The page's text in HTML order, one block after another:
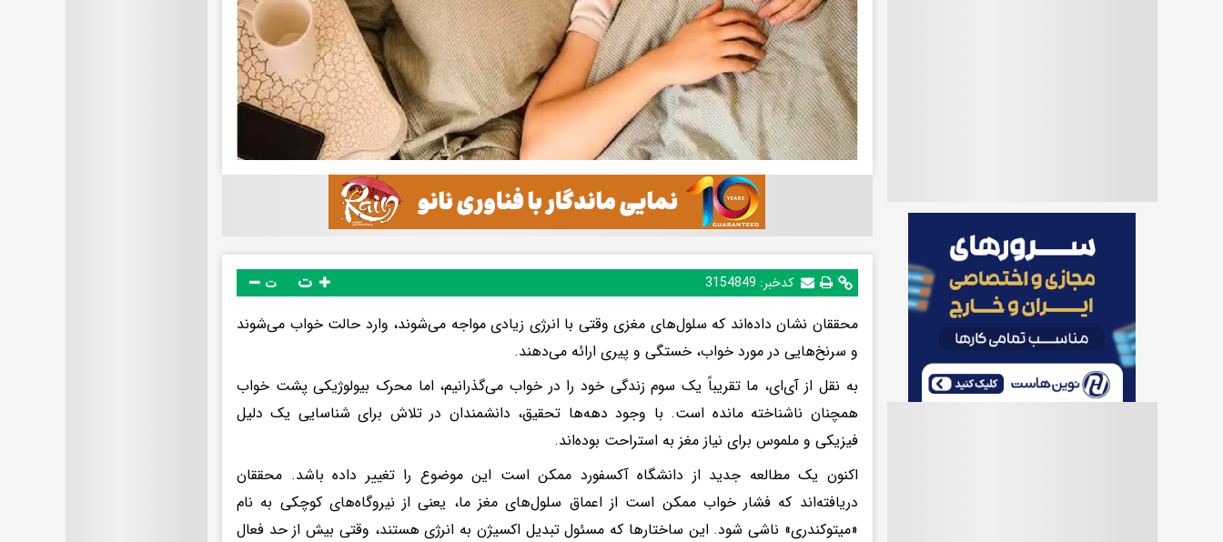
کدخبر: 3154849 ت
محققان نشان داده‌اند که سلول‌های مغزی وقتی با انرژی زیادی مواجه می‌شوند، وارد حالت خواب می‌شوند
و سرنخ‌هایی در مورد خواب، خستگی و پیری ارائه می‌دهند.
به نقل از آی‌ای، ما تقریباً یک سوم زندگی خود را در خواب می‌گذرانیم، اما محرک بیولوژیکی پشت خواب
همچنان ناشناخته مانده است. با وجود دهه‌ها تحقیق، دانشمندان در تلاش برای شناسایی یک دلیل
فیزیکی و ملموس برای نیاز مغز به استراحت بوده‌اند.
اکنون یک مطالعه جدید از دانشگاه آکسفورد ممکن است این موضوع را تغییر داده باشد. محققان
دریافته‌اند که فشار خواب ممکن است از اعماق سلول‌های مغز ما، یعنی از نیروگاه‌های کوچکی به نام
«میتوکندری» ناشی شود. این ساختارها که مسئول تبدیل اکسیژن به انرژی هستند، وقتی بیش از حد فعال